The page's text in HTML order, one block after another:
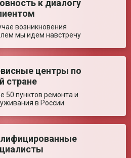
мин
модель с высокой
в различных областях.
отзыв
к диалогу
возникновения
мы идем навстречу
центры по
стране
50 пунктов ремонта и
в России